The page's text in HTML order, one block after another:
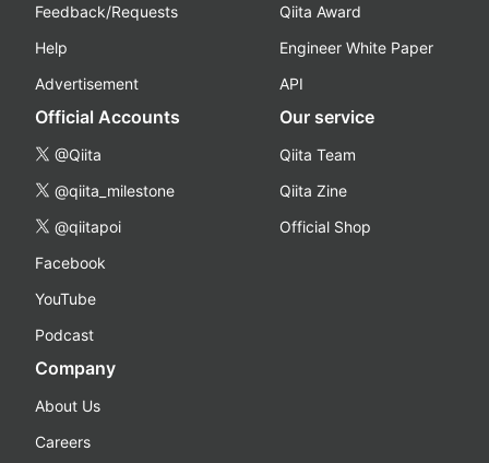
Feedback/Requests
Help
Advertisement
Qiita Award
Engineer White Paper
API
Official Accounts
@Qiita
@qiita_milestone
@qiitapoi
Facebook
YouTube
Podcast
Our service
Qiita Team
Qiita Zine
Official Shop
Company
About Us
Careers